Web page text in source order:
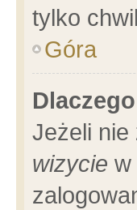
tylko
Góra
Jeżeli
wizycie w